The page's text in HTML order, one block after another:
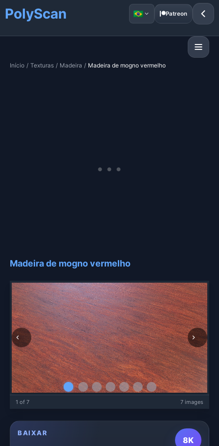
PolyScan Patreon
Início / Texturas / Madeira / Madeira de mogno vermelho
Madeira de mogno vermelho
1 of 7 7 images
BAIXAR
8K